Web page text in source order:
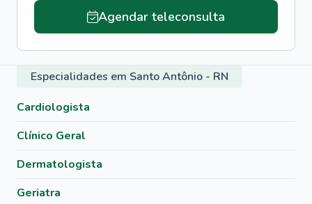
Agendar teleconsulta
Especialidades em Santo Antônio - RN
Cardiologista
Clínico Geral
Dermatologista
Geriatra